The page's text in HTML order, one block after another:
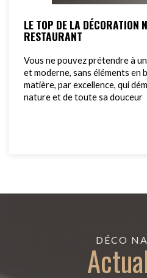
LE TOP DE LA DÉCORATION
RESTAURANT
Vous ne pouvez prétendre à
et moderne, sans éléments en
matière, par excellence, qui
nature et de toute sa douceur
DÉCO